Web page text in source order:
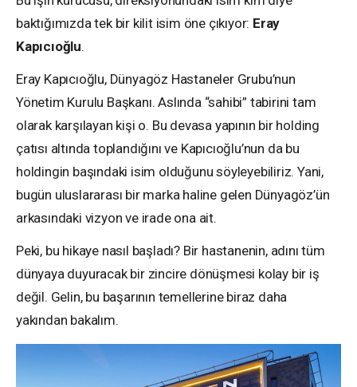
baktığımızda tek bir kilit isim öne çıkıyor: Eray
Kapıcıoğlu.
Eray Kapıcıoğlu, Dünyagöz Hastaneler Grubu’nun
Yönetim Kurulu Başkanı. Aslında “sahibi” tabirini tam
olarak karşılayan kişi o. Bu devasa yapının bir holding
çatısı altında toplandığını ve Kapıcıoğlu’nun da bu
holdingin başındaki isim olduğunu söyleyebiliriz. Yani,
bugün uluslararası bir marka haline gelen Dünyagöz’ün
arkasındaki vizyon ve irade ona ait.
Peki, bu hikaye nasıl başladı? Bir hastanenin, adını tüm
dünyaya duyuracak bir zincire dönüşmesi kolay bir iş
değil. Gelin, bu başarının temellerine biraz daha
yakından bakalım.